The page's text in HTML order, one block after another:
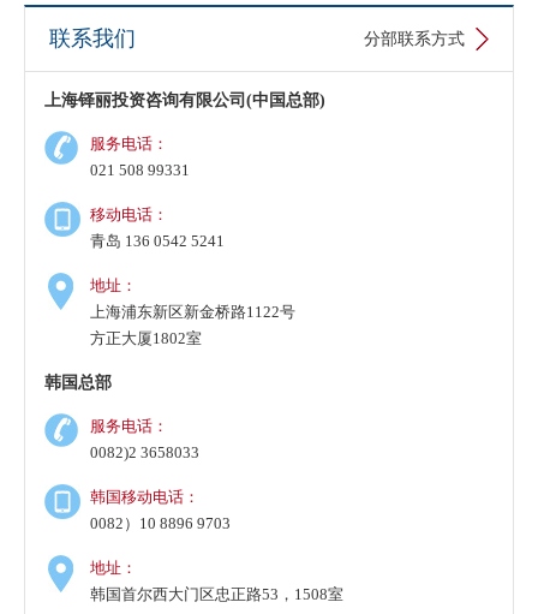
An*****ne Medicine Co., Ltd.，行业：生物及医药技术开
发，注册资金1亿韩币
Cat**y Mo** Korea有限会社，行业：电子商务，注册资金1
亿韩币
华**天韩国有限会社，行业：软件技术开发服务，注册资金
ZEN****S SEMI-TECH KOREA有限会社，行业：自动化测
试机、探针卡、测试耗材的研发，注册资金3亿韩币
Hunan Min*** Biotechnology 株式会社，行业：化妆品的研
发及销售，注册资金100万人民币
联系我们 分部联系方式
上海铎丽投资咨询有限公司(中国总部)
服务电话：
021 508 99331
移动电话：
青岛 136 0542 5241
地址：
上海浦东新区新金桥路1122号
方正大厦1802室
韩国总部
服务电话：
0082)2 3658033
韩国移动电话：
0082）10 8896 9703
地址：
韩国首尔西大门区忠正路53，1508室